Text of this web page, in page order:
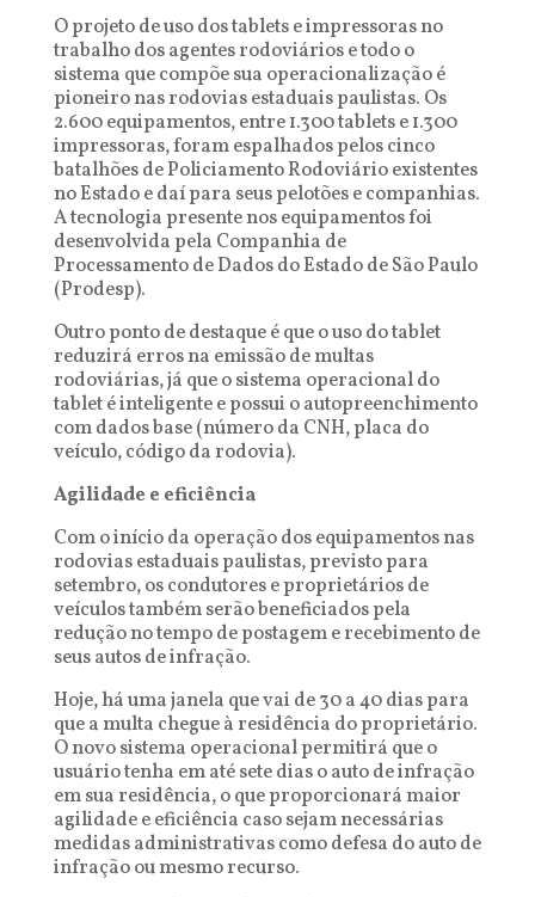
O projeto de uso dos tablets e impressoras no
trabalho dos agentes rodoviários e todo o
sistema que compõe sua operacionalização é
pioneiro nas rodovias estaduais paulistas. Os
2.600 equipamentos, entre 1.300 tablets e 1.300
impressoras, foram espalhados pelos cinco
batalhões de Policiamento Rodoviário existentes
no Estado e daí para seus pelotões e companhias.
A tecnologia presente nos equipamentos foi
desenvolvida pela Companhia de
Processamento de Dados do Estado de São Paulo
(Prodesp).
Outro ponto de destaque é que o uso do tablet
reduzirá erros na emissão de multas
rodoviárias, já que o sistema operacional do
tablet é inteligente e possui o autopreenchimento
com dados base (número da CNH, placa do
veículo, código da rodovia).
Agilidade e eficiência
Com o início da operação dos equipamentos nas
rodovias estaduais paulistas, previsto para
setembro, os condutores e proprietários de
veículos também serão beneficiados pela
redução no tempo de postagem e recebimento de
seus autos de infração.
Hoje, há uma janela que vai de 30 a 40 dias para
que a multa chegue à residência do proprietário.
O novo sistema operacional permitirá que o
usuário tenha em até sete dias o auto de infração
em sua residência, o que proporcionará maior
agilidade e eficiência caso sejam necessárias
medidas administrativas como defesa do auto de
infração ou mesmo recurso.